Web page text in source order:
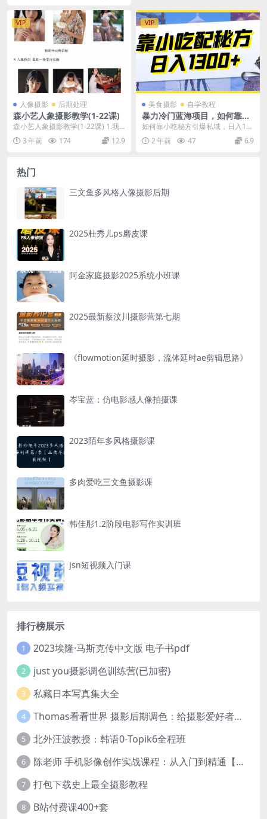
VIP
人像摄影 后期处理
森小艺人象摄影教学(1-22课)
森小艺人象摄影教学(1-22课) 1.我
的相机设置 2.附加课基础知识 3.数
码...3 年前 174 12.9
VIP
美食摄影 自学教程
暴力冷门蓝海项目，如何靠小
吃配秘方，日入1300+
如何靠小吃秘方引爆私域，日入13
00+（附配方资源） 课程介绍： 大
家好，今天给...
2 年前 47 6.9
热门
三文鱼多风格人像摄影后期
2025杜秀儿ps磨皮课
阿金家庭摄影2025系统小班课
2025最新蔡汶川摄影营第七期
《flowmotion延时摄影，流体延时ae剪辑思路》
岑宝蓝：仿电影感人像拍摄课
2023陌年多风格摄影课
多肉爱吃三文鱼摄影课
韩佳彤1.2阶段电影写作实训班
Jsn短视频入门课
排行榜展示
1 2023埃隆·马斯克传中文版 电子书pdf
2 just you摄影调色训练营(已加密}
3 私藏日本写真集大全
4 Thomas看看世界 摄影后期调色：给摄影爱好者的色彩课 网盘下载
5 北外汪波教授：韩语0-Topik6全程班
6 陈老师 手机影像创作实战课程：从入门到精通【完结】
7 打包下载史上最全摄影教程
8 B站付费课400+套